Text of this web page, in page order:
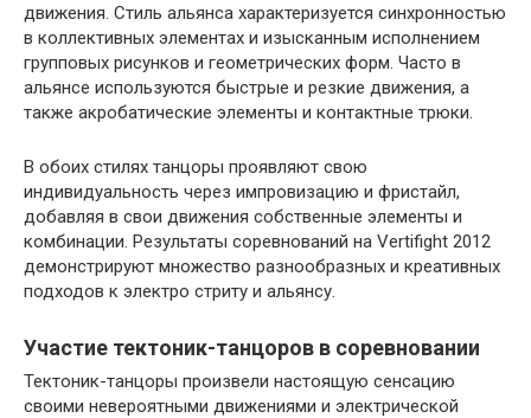
движения. Стиль альянса характеризуется синхронностью
в коллективных элементах и изысканным исполнением
групповых рисунков и геометрических форм. Часто в
альянсе используются быстрые и резкие движения, а
также акробатические элементы и контактные трюки.
В обоих стилях танцоры проявляют свою
индивидуальность через импровизацию и фристайл,
добавляя в свои движения собственные элементы и
комбинации. Результаты соревнований на Vertifight 2012
демонстрируют множество разнообразных и креативных
подходов к электро стриту и альянсу.
Участие тектоник-танцоров в соревновании
Тектоник-танцоры произвели настоящую сенсацию
своими невероятными движениями и электрической